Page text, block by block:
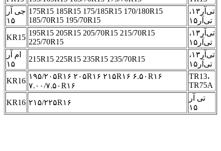
جی آر
۱۵
175R15 185R15 175/185R15 170/180R15
185/70R15 195/70R15
تی‌آر۱۳،
تی‌آر۱۵
KR15
195R15 205R15 205/70R15 215/70R15
225/70R15
تی‌آر۱۳،
تی‌آر۱۵
ام آر
۱۵
215R15 225R15 235R15 235/70R15
تی‌آر۱۳،
تی‌آر۱۵
KR16
۱۹۵/۲۰۵R۱۶ ۲۰۵R۱۶ ۲۱۵R۱۶ ۶.۵۰R۱۶
۷.۰۰/۷.۵۰R۱۶
TR13،
TR75A
KR16 ۲۱۵/۲۲۵R۱۶
تی آر
۱۵